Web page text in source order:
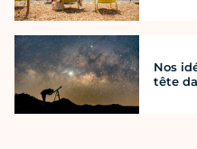
Nos
tête